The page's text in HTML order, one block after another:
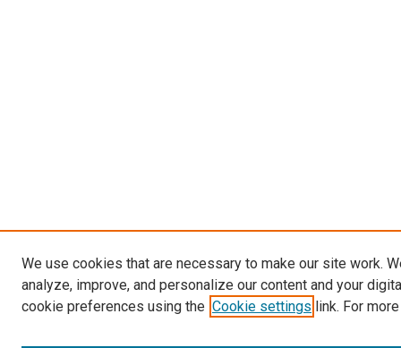
We use cookies that are necessary to make our site work.
analyze, improve, and personalize our content and your
cookie preferences using the Cookie settings link. For